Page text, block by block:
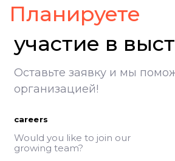
Планируете
участие в
Оставьте заявку и мы
организацией!
careers
Would you like to join our
growing team?